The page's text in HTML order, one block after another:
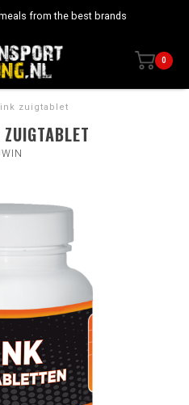
from the best brands
0
zuigtablet